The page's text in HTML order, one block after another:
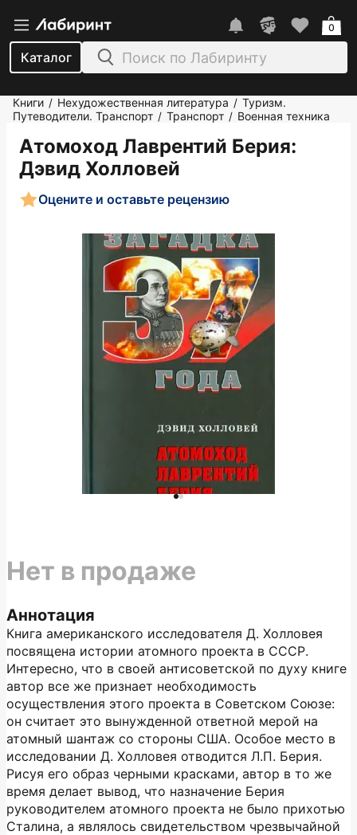
Каталог
0
Книги / Нехудожественная литература / Туризм.
Путеводители. Транспорт / Транспорт / Военная техника
Атомоход Лаврентий Берия:
Дэвид Холловей
Оцените и оставьте рецензию
Аннотация
Книга американского исследователя Д. Холловея
посвящена истории атомного проекта в СССР.
Интересно, что в своей антисоветской по духу книге
автор все же признает необходимость
осуществления этого проекта в Советском Союзе:
он считает это вынужденной ответной мерой на
атомный шантаж со стороны США. Особое место в
исследовании Д. Холловея отводится Л.П. Берия.
Рисуя его образ черными красками, автор в то же
время делает вывод, что назначение Берия
руководителем атомного проекта не было прихотью
Сталина, а являлось свидетельством чрезвычайной
Нет в продаже